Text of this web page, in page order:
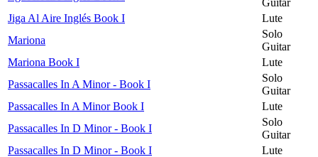
Jiga Al Aire Inglés Book I
Lute
Mariona
Solo
Guitar
Mariona Book I
Lute
Passacalles In A Minor - Book I
Solo
Guitar
Passacalles In A Minor Book I
Lute
Passacalles In D Minor - Book I
Solo
Guitar
Passacalles In D Minor - Book I
Lute